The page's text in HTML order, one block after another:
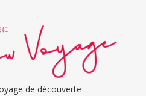
de découverte